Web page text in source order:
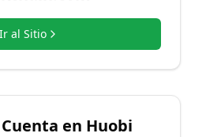
Ir al Sitio
en Huobi